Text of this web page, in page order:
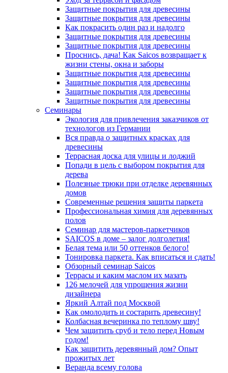
Защитные покрытия для древесины
Защитные покрытия для древесины
Как покрасить один раз и надолго
Защитные покрытия для древесины
Защитные покрытия для древесины
Проснись, дача! Как Saicos возвращает к
жизни стены, окна и заборы
Защитные покрытия для древесины
Защитные покрытия для древесины
Защитные покрытия для древесины
Защитные покрытия для древесины
Семинары
Экология для привлечения заказчиков от
технологов из Германии
Вся правда о защитных красках для
древесины
Террасная доска для улицы и лоджий
Попади в цель с выбором покрытия для
дерева
Полезные трюки при отделке деревянных
домов
Современные решения защиты паркета
Профессиональная химия для деревянных
полов
Семинар для мастеров-паркетчиков
SAICOS в доме – залог долголетия!
Белая тема или 50 оттенков белого!
Тонировка паркета. Как вписаться и сдать!
Обзорный семинар Saicos
Террасы и каким маслом их мазать
126 мелочей для упрощения жизни
дизайнера
Яркий Алтай под Москвой
Как омолодить и состарить древесину!
Колбасная вечеринка по теплому шву!
Чем защитить сруб и тело перед Новым
годом!
Как защитить деревянный дом? Опыт
прожитых лет
Веранда всему голова